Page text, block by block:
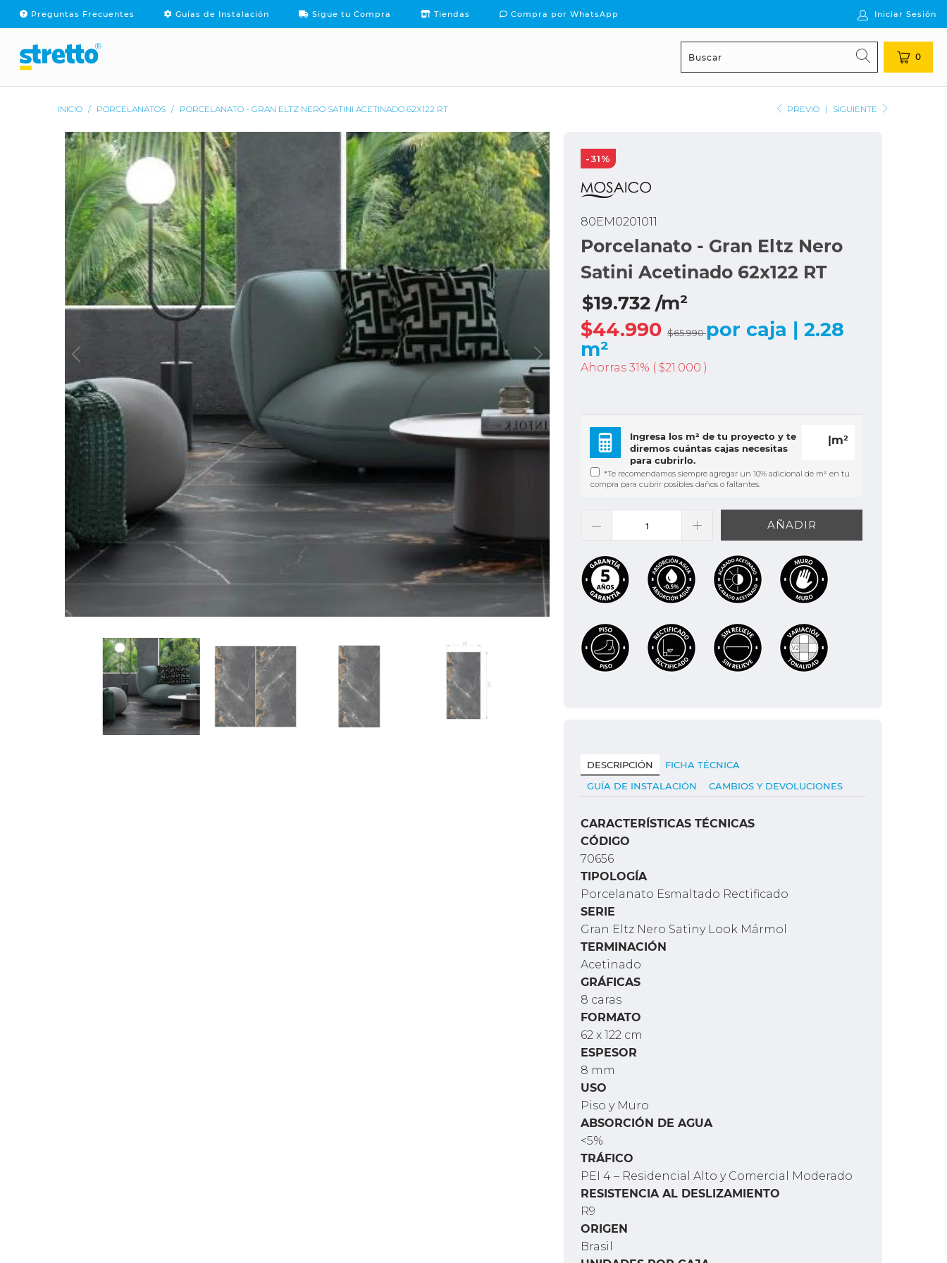
Preguntas Frecuentes Guías de Instalación Sigue tu Compra Tiendas Compra por WhatsApp Iniciar Sesión
0
PREVIO | SIGUIENTE
INICIO / PORCELANATOS / PORCELANATO - GRAN ELTZ NERO SATINI ACETINADO 62X122 RT
-31%
80EM0201011
Porcelanato - Gran Eltz Nero
Satini Acetinado 62x122 RT
$19.732 /m²
$44.990 $65.990por caja | 2.28
m²
Ahorras 31% ( $21.000 )
Ingresa los m² de tu proyecto y te
diremos cuántas cajas necesitas
para cubrirlo.
|m²
*Te recomendamos siempre agregar un 10% adicional de m² en tu
compra para cubrir posibles daños o faltantes.
AÑADIR
DESCRIPCIÓN
FICHA TÉCNICA
GUÍA DE INSTALACIÓN
CAMBIOS Y DEVOLUCIONES
CARACTERÍSTICAS TÉCNICAS
CÓDIGO
70656
TIPOLOGÍA
Porcelanato Esmaltado Rectificado
SERIE
Gran Eltz Nero Satiny Look Mármol
TERMINACIÓN
Acetinado
GRÁFICAS
8 caras
FORMATO
62 x 122 cm
ESPESOR
8 mm
USO
Piso y Muro
ABSORCIÓN DE AGUA
<5%
TRÁFICO
PEI 4 – Residencial Alto y Comercial Moderado
RESISTENCIA AL DESLIZAMIENTO
R9
ORIGEN
Brasil